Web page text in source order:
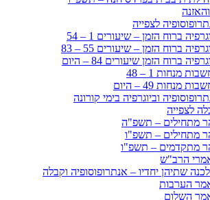
לצפייה
ברוח הזמן – שיעורים 1 – 54
ברוח הזמן – שיעורים 55 – 83
ברוח הזמן שיעורים 84 – היום
מנחות 1 – 48
מנחות 49 – היום
וביוגרפיה בימי קורונה
לצפייה
מתחילים – תשפ"ה
מתחילים – תשפ"ו
מתקדמים – תשפ"ו
הרב"ש
שתיהן יחדיו – אנתרופוסופיה וקבלה
הערבות
השלום